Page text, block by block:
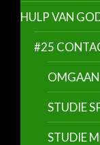
HULP VAN
#25
STUDIE
STUDIE